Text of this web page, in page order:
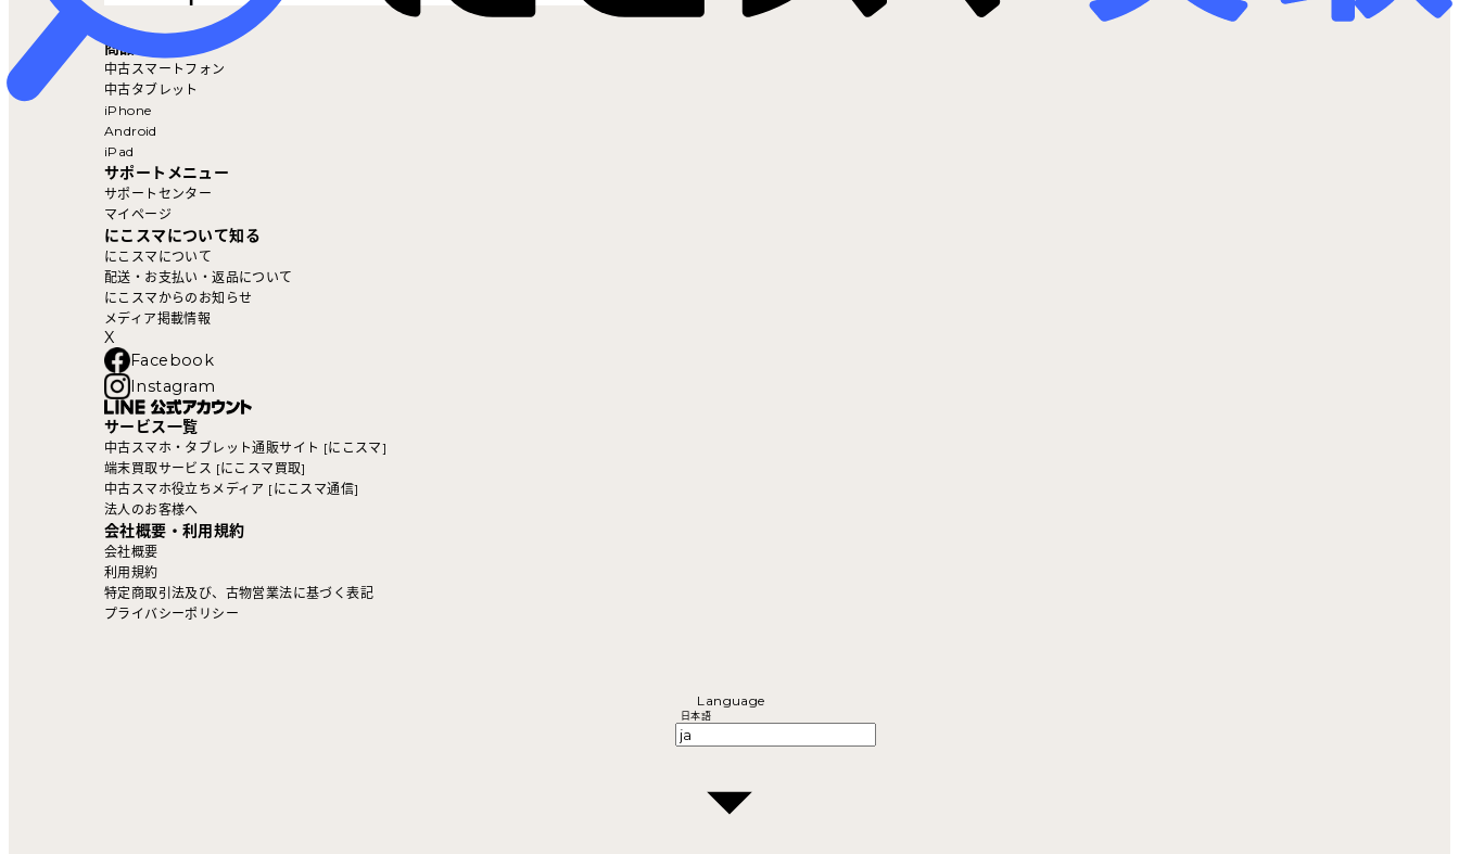
商品を探す
中古スマートフォン
中古タブレット
iPhone
Android
iPad
サポートメニュー
サポートセンター
マイページ
にこスマについて知る
にこスマについて
配送・お支払い・返品について
にこスマからのお知らせ
メディア掲載情報
X
Facebook
Instagram
サービス一覧
中古スマホ・タブレット通販サイト [にこスマ]
端末買取サービス [にこスマ買取]
中古スマホ役立ちメディア [にこスマ通信]
法人のお客様へ
会社概要・利用規約
会社概要
利用規約
特定商取引法及び、古物営業法に基づく表記
プライバシーポリシー
Language
日本語